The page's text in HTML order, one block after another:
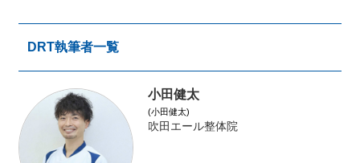
DRT執筆者一覧
小田健太
(小田健太)
吹田エール整体院